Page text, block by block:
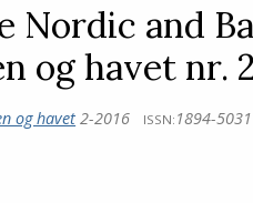
Nordic and
og havet nr.
og havet 2-2016 ISSN: 1894-5031